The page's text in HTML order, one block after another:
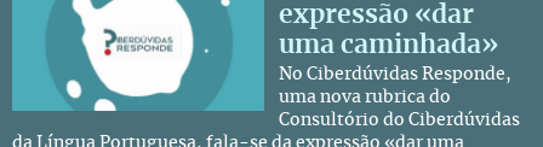
expressão «dar
uma caminhada»
No Ciberdúvidas Responde,
uma nova rubrica do
Consultório do Ciberdúvidas
da Língua Portuguesa, fala-se da expressão «dar uma